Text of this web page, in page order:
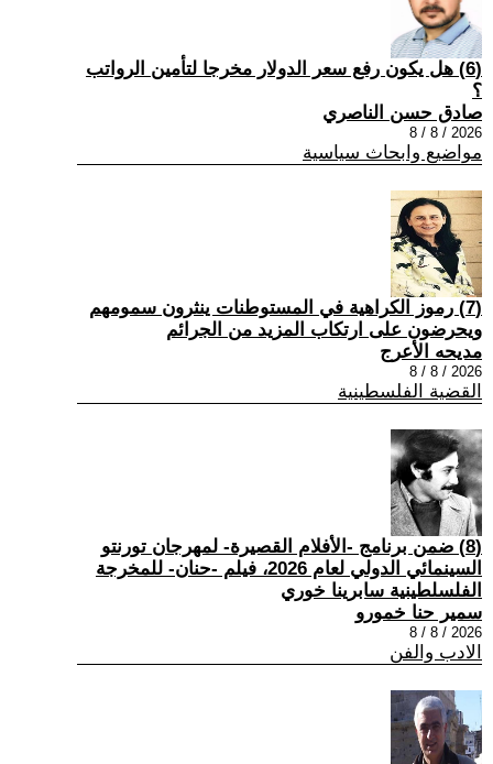
(6) هل يكون رفع سعر الدولار مخرجا لتأمين الرواتب
؟
صادق حسن الناصري
2026 / 8 / 8
مواضيع وابحاث سياسية
(7) رموز الكراهية في المستوطنات ينثرون سمومهم
ويحرضون على ارتكاب المزيد من الجرائم
مديحه الأعرج
2026 / 8 / 8
القضية الفلسطينية
(8) ضمن برنامج -الأفلام القصيرة- لمهرجان تورنتو
السينمائي الدولي لعام 2026، فيلم -حنان- للمخرجة
الفلسلطينية سابرينا خوري
سمير حنا خمورو
2026 / 8 / 8
الادب والفن